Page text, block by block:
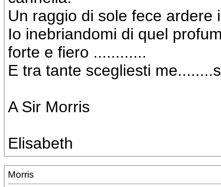
Un raggio di sole fece ardere
Io inebriandomi di quel
forte e fiero ............
E tra tante scegliesti
A Sir Morris
Elisabeth
Morris